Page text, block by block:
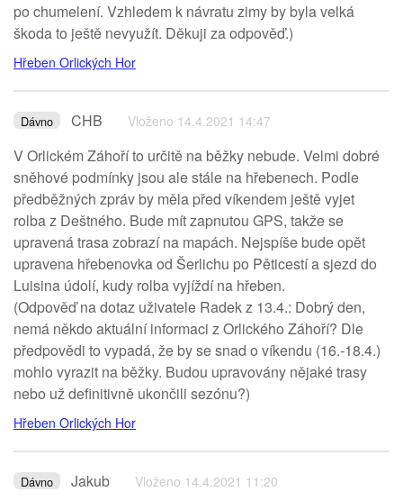
po chumelení. Vzhledem k návratu zimy by byla velká
škoda to ještě nevyužít. Děkuji za odpověď.)
Hřeben Orlických Hor
Dávno CHB Vloženo 14.4.2021 14:47
V Orlickém Záhoří to určitě na běžky nebude. Velmi dobré
sněhové podmínky jsou ale stále na hřebenech. Podle
předběžných zpráv by měla před víkendem ještě vyjet
rolba z Deštného. Bude mít zapnutou GPS, takže se
upravená trasa zobrazí na mapách. Nejspíše bude opět
upravena hřebenovka od Šerlichu po Pěticestí a sjezd do
Luisina údolí, kudy rolba vyjíždí na hřeben.
(Odpověď na dotaz uživatele Radek z 13.4.: Dobrý den,
nemá někdo aktuální informaci z Orlického Záhoří? Dle
předpovědi to vypadá, že by se snad o víkendu (16.-18.4.)
mohlo vyrazit na běžky. Budou upravovány nějaké trasy
nebo už definitivně ukončili sezónu?)
Hřeben Orlických Hor
Dávno Jakub Vloženo 14.4.2021 11:20